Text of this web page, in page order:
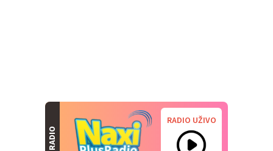
RADIO
RADIO UŽIVO